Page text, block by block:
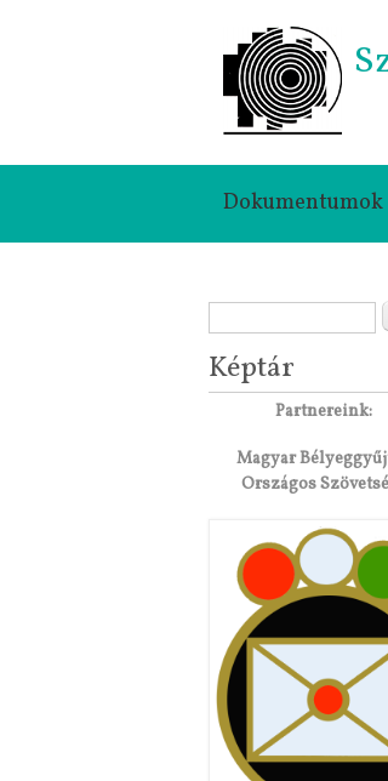
Dokumentumok
Képtár
Partnereink:
Magyar
Országos